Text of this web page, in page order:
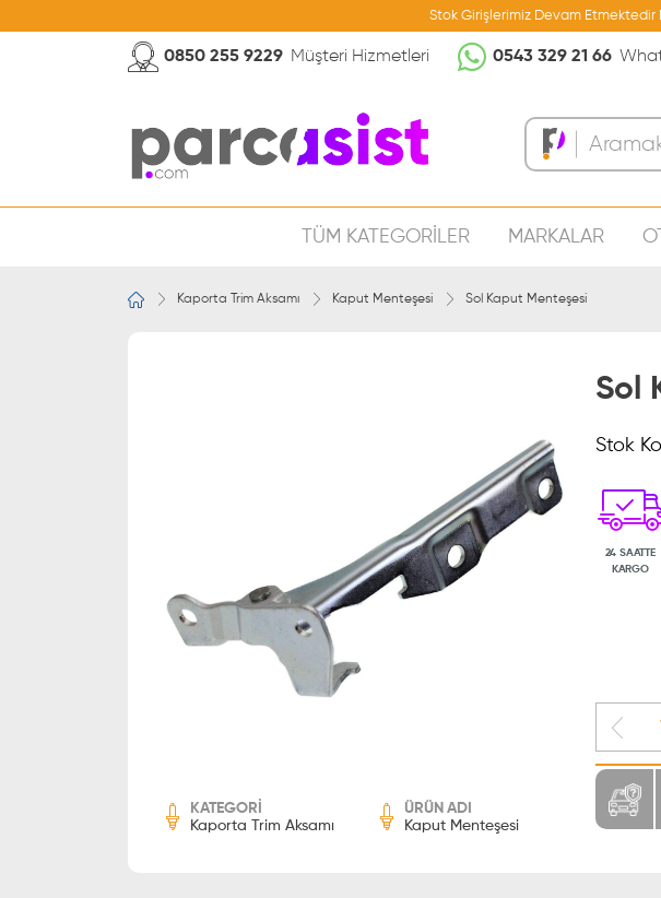
Stok Girişlerimiz Devam Etmektedir
0850 255 9229 Müşteri Hizmetleri 0543 329 21 66
TÜM KATEGORİLER MARKALAR
Kaporta Trim Aksamı Kaput Menteşesi Sol Kaput Menteşesi
KATEGORİ
Kaporta Trim Aksamı
ÜRÜN ADI
Kaput Menteşesi
Sol
Stok
24 SAATTE
KARGO